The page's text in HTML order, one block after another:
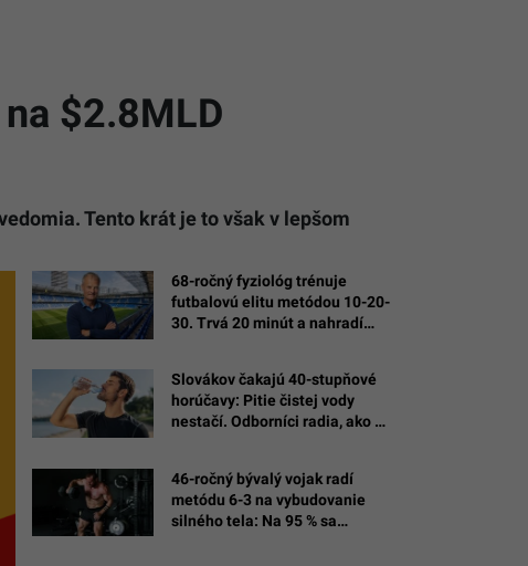
$2.8MLD
Tento krát je to však v lepšom
68-ročný fyziológ trénuje
futbalovú elitu metódou 10-20-
30. Trvá 20 minút a nahradí
Slovákov čakajú 40-stupňové
horúčavy: Pitie čistej vody
nestačí. Odborníci radia, ako sa
46-ročný bývalý vojak radí
metódu 6-3 na vybudovanie
silného tela: Na 95 % sa